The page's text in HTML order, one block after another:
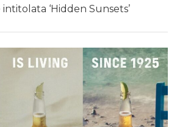
intitolata ‘Hidden Sunsets’